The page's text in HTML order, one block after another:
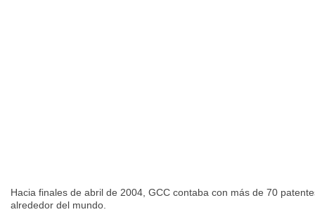
Hacia finales de abril de 2004, GCC contaba con más de 70
alrededor del mundo.